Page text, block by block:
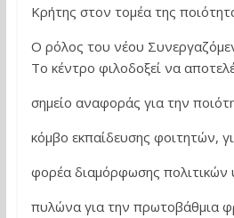
Κρήτης στον τομέα της
Ο ρόλος του νέου
Το κέντρο φιλοδοξεί να
σημείο αναφοράς για την
κόμβο εκπαίδευσης φοιτητών,
φορέα διαμόρφωσης πολιτικών
πυλώνα για την πρωτοβάθμια